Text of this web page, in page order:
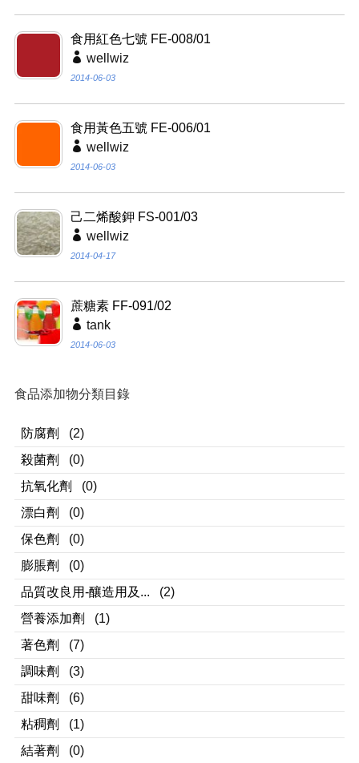
食用紅色七號 FE-008/01
wellwiz
2014-06-03
食用黃色五號 FE-006/01
wellwiz
2014-06-03
己二烯酸鉀 FS-001/03
wellwiz
2014-04-17
蔗糖素 FF-091/02
tank
2014-06-03
食品添加物分類目錄
防腐劑
(2)
殺菌劑
(0)
抗氧化劑
(0)
漂白劑
(0)
保色劑
(0)
膨脹劑
(0)
品質改良用-釀造用及...
(2)
營養添加劑
(1)
著色劑
(7)
調味劑
(3)
甜味劑
(6)
粘稠劑
(1)
結著劑
(0)